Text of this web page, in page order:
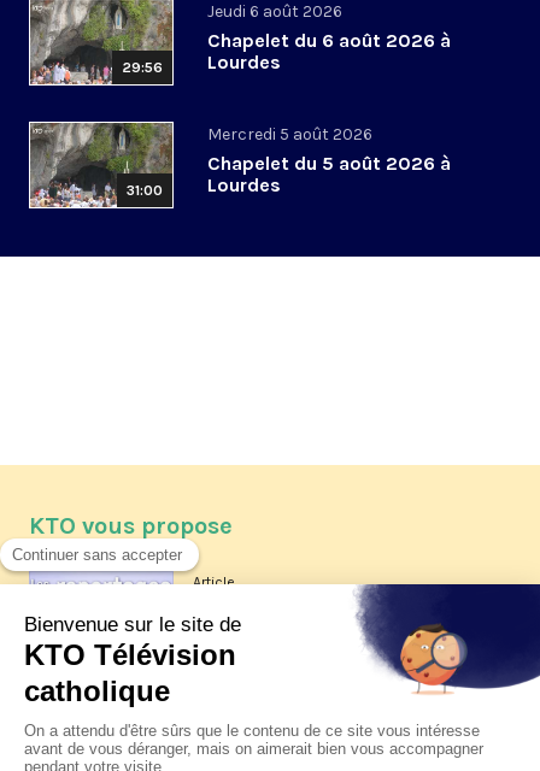
29:56
Jeudi 6 août 2026
Chapelet du 6 août 2026 à
Lourdes
31:00
Mercredi 5 août 2026
Chapelet du 5 août 2026 à
Lourdes
KTO vous propose
Article
Les reportages d'été 2026 de KTO
La visite pastorale du pape Léon
XIV à Assise à suivre sur KTO le
jeudi 6 août